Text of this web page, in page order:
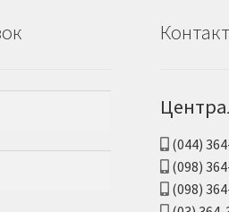
(044)
(098)
(098)